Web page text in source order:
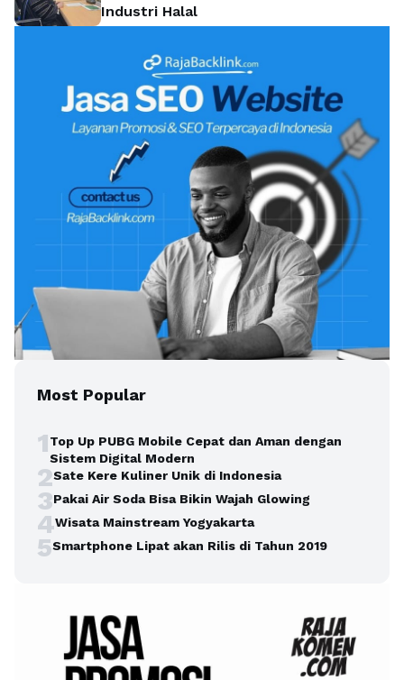
Industri Halal
Most Popular
1Top Up PUBG Mobile Cepat dan Aman dengan
Sistem Digital Modern
2Sate Kere Kuliner Unik di Indonesia
3Pakai Air Soda Bisa Bikin Wajah Glowing
4Wisata Mainstream Yogyakarta
5Smartphone Lipat akan Rilis di Tahun 2019